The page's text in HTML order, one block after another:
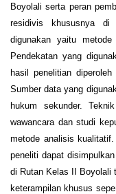
Boyolali serta peran
residivis khususnya
digunakan yaitu
Pendekatan yang
hasil penelitian diperoleh
Sumber data yang
hukum sekunder.
wawancara dan studi
metode analisis
peneliti dapat
di Rutan Kelas II Boyolali
keterampilan khusus